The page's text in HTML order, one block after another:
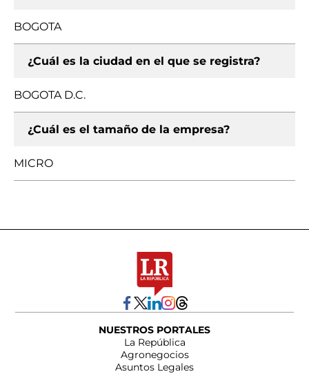
BOGOTA
¿Cuál es la ciudad en el que se registra?
BOGOTA D.C.
¿Cuál es el tamaño de la empresa?
MICRO
NUESTROS PORTALES
La República
Agronegocios
Asuntos Legales